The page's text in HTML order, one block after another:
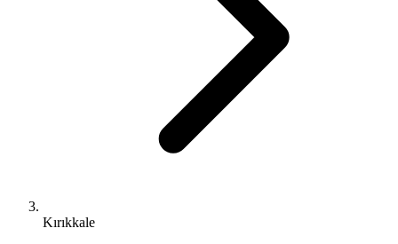
Kırıkkale